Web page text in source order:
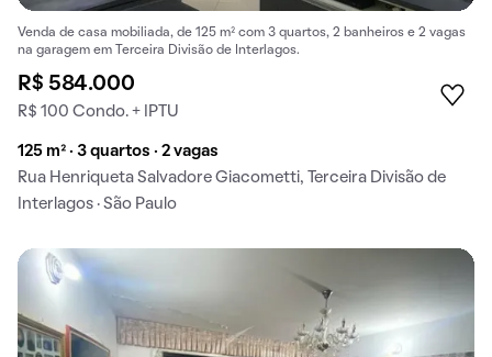
Venda de casa mobiliada, de 125 m² com 3 quartos, 2 banheiros e 2 vagas
na garagem em Terceira Divisão de Interlagos.
R$ 584.000
R$ 100 Condo. + IPTU
125 m² · 3 quartos · 2 vagas
Rua Henriqueta Salvadore Giacometti, Terceira Divisão de
Interlagos · São Paulo